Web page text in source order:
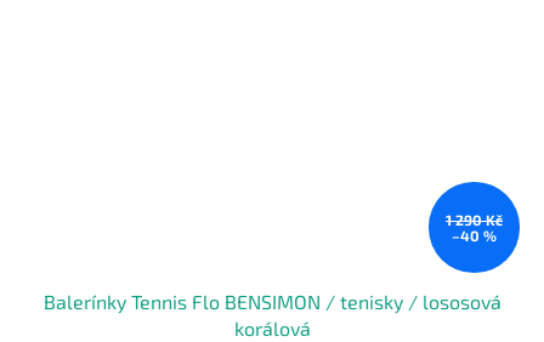
1 290 Kč
–40 %
Balerínky Tennis Flo BENSIMON / tenisky / lososová
korálová